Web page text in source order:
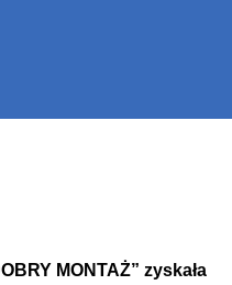
MONTAŻ” zyskała